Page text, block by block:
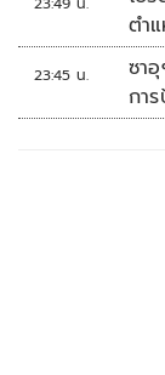
ตำ
'พล
23:45 น.
ซา
กา